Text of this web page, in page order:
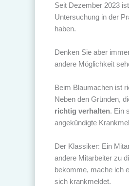
Seit Dezember 2023
Untersuchung in der
haben.
Denken Sie aber
andere Möglichkeit
Beim Blaumachen ist
Neben den Gründen,
richtig verhalten. Ein
angekündigte
Der Klassiker: Ein
andere Mitarbeiter zu
bekomme, mache ich
sich krankmeldet.